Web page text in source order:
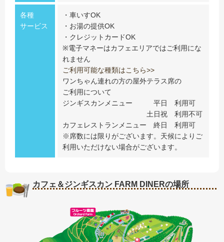
各種
サービス
・車いすOK
・お湯の提供OK
・クレジットカードOK
※電子マネーはカフェエリアではご利用にな
れません
ご利用可能な種類はこちら>>
ワンちゃん連れの方の屋外テラス席の
ご利用について
ジンギスカンメニュー 平日 利用可
土日祝 利用不可
カフェレストランメニュー 終日 利用可
※席数には限りがございます。天候によりご
利用いただけない場合がございます。
カフェ＆ジンギスカン FARM DINERの場所